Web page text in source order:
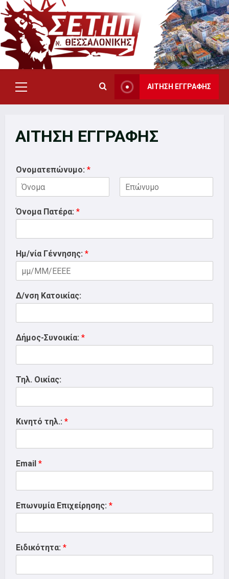
Skip
to
content
Primary
Menu
ΑΙΤΗΣΗ ΕΓΓΡΑΦΗΣ
ΑΙΤΗΣΗ ΕΓΓΡΑΦΗΣ
Ονοματεπώνυμο: *
Όνομα Πατέρα: *
Ημ/νία Γέννησης: *
Δ/νση Κατοικίας:
Δήμος-Συνοικία: *
Τηλ. Οικίας:
Κινητό τηλ.: *
Email *
Επωνυμία Επιχείρησης: *
Ειδικότητα: *